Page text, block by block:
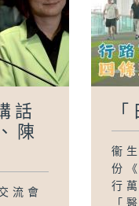
話
陳
流會
衞
份
行
「